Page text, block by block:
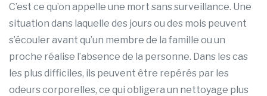
C’est ce qu’on appelle une mort sans surveillance. Une
situation dans laquelle des jours ou des mois peuvent
s’écouler avant qu’un membre de la famille ou un
proche réalise l’absence de la personne. Dans les cas
les plus difficiles, ils peuvent être repérés par les
odeurs corporelles, ce qui obligera un nettoyage plus